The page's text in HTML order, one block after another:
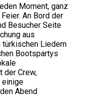
Moment, ganz
An Bord der
Besucher Seite
aus
türkischen Liedern
Bootspartys
der Crew,
einige
Abend